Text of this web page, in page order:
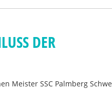
DER
Meister SSC Palmberg